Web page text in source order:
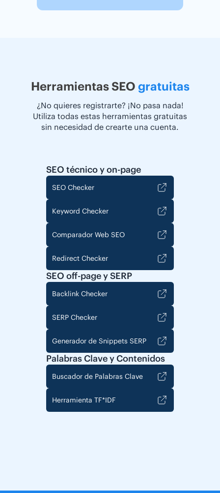
Herramientas SEO gratuitas
¿No quieres registrarte? ¡No pasa nada!
Utiliza todas estas herramientas gratuitas
sin necesidad de crearte una cuenta.
SEO técnico y on-page
SEO Checker
Keyword Checker
Comparador Web SEO
Redirect Checker
SEO off-page y SERP
Backlink Checker
SERP Checker
Generador de Snippets SERP
Palabras Clave y Contenidos
Buscador de Palabras Clave
Herramienta TF*IDF